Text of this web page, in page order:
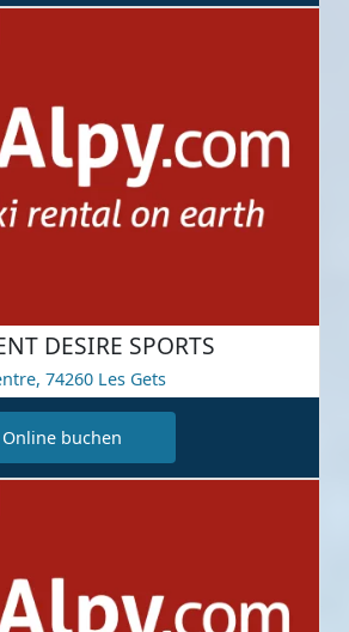
DESIRE SPORTS
74260 Les Gets
Online buchen